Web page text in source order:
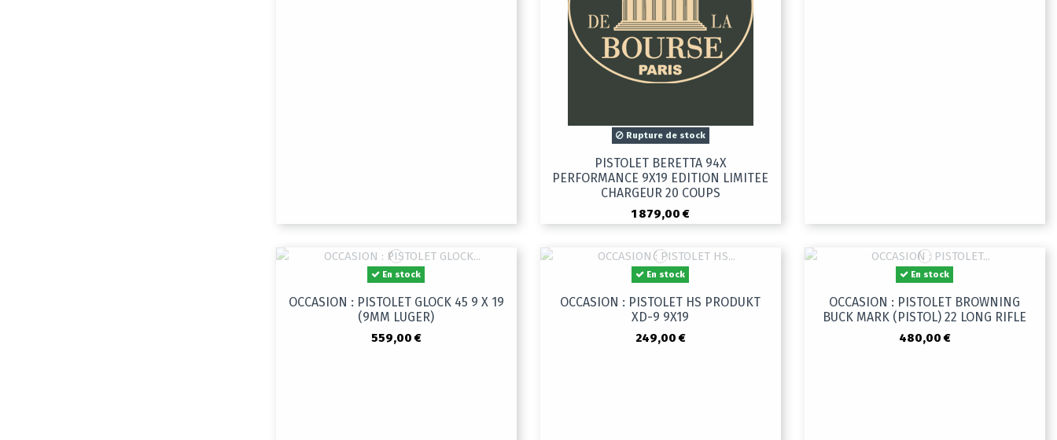
Rupture de stock
PISTOLET BERETTA 94X
PERFORMANCE 9X19 EDITION LIMITEE
CHARGEUR 20 COUPS
1 879,00 €
En stock
OCCASION : PISTOLET GLOCK 45 9 X 19
(9MM LUGER)
559,00 €
En stock
OCCASION : PISTOLET HS PRODUKT
XD-9 9X19
249,00 €
En stock
OCCASION : PISTOLET BROWNING
BUCK MARK (PISTOL) 22 LONG RIFLE
480,00 €